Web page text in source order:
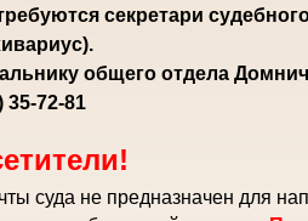
секретари
общего отдела
35-72-81
суда не предназначен для